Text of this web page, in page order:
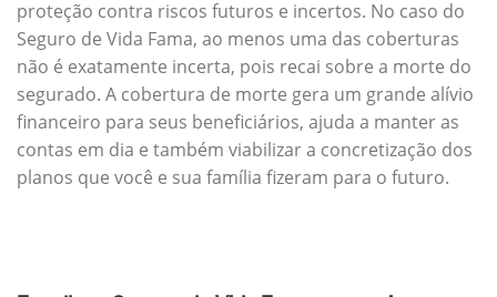
proteção contra riscos futuros e incertos. No caso do
Seguro de Vida Fama, ao menos uma das coberturas
não é exatamente incerta, pois recai sobre a morte do
segurado. A cobertura de morte gera um grande alívio
financeiro para seus beneficiários, ajuda a manter as
contas em dia e também viabilizar a concretização dos
planos que você e sua família fizeram para o futuro.